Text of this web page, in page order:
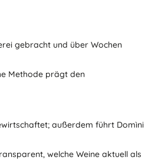
gebracht und über Wochen
Methode prägt den
außerdem führt Domìni
welche Weine aktuell als